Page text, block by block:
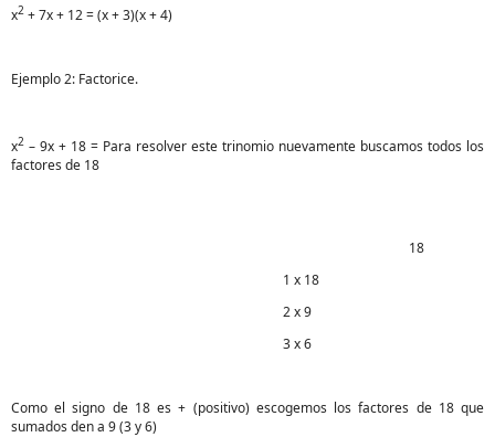
x2 + 7x + 12 = (x + 3)(x + 4)
Ejemplo 2: Factorice.
x2 – 9x + 18 = Para resolver este trinomio nuevamente buscamos todos los
factores de 18
18
1 x 18
2 x 9
3 x 6
Como el signo de 18 es + (positivo) escogemos los factores de 18 que
sumados den a 9 (3 y 6)